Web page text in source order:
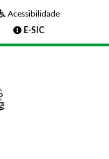
Acessibilidade
E-SIC